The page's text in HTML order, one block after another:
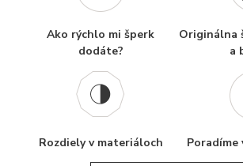
Ako rýchlo mi šperk
dodáte?
Originálna
a
Rozdiely v materiáloch Poradíme